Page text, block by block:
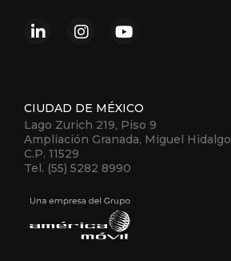
CIUDAD DE MÉXICO
Lago Zurich 219, Piso 9
Ampliación Granada, Miguel Hidalgo
C.P. 11529
Tel. (55) 5282 8990